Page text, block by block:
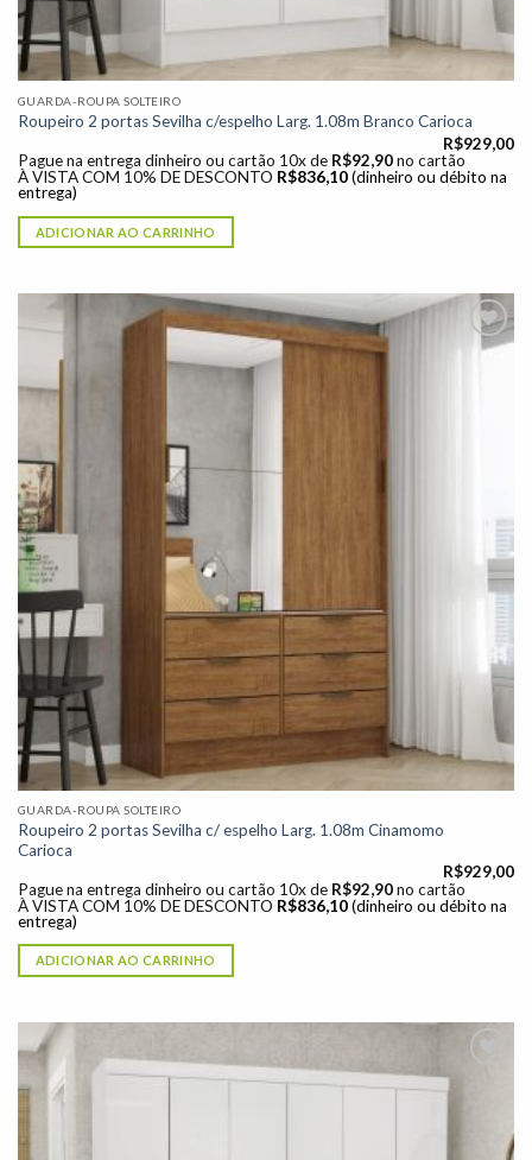
GUARDA-ROUPA SOLTEIRO
Roupeiro 2 portas Sevilha c/espelho Larg. 1.08m Branco Carioca
R$929,00
Pague na entrega dinheiro ou cartão 10x de R$92,90 no cartão
À VISTA COM 10% DE DESCONTO R$836,10 (dinheiro ou débito na
entrega)
ADICIONAR AO CARRINHO
GUARDA-ROUPA SOLTEIRO
Roupeiro 2 portas Sevilha c/ espelho Larg. 1.08m Cinamomo
Carioca
R$929,00
Pague na entrega dinheiro ou cartão 10x de R$92,90 no cartão
À VISTA COM 10% DE DESCONTO R$836,10 (dinheiro ou débito na
entrega)
ADICIONAR AO CARRINHO